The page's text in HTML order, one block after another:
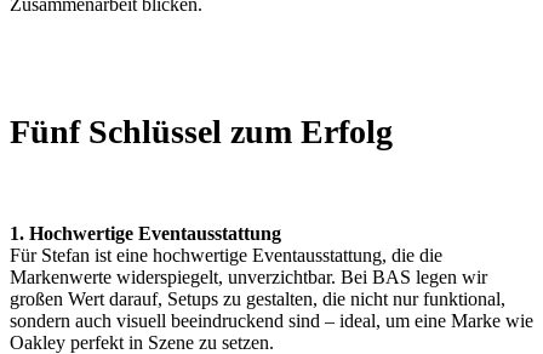
Zusammenarbeit blicken.
Fünf Schlüssel zum Erfolg
1. Hochwertige Eventausstattung
Für Stefan ist eine hochwertige Eventausstattung, die die
Markenwerte widerspiegelt, unverzichtbar. Bei BAS legen wir
großen Wert darauf, Setups zu gestalten, die nicht nur funktional,
sondern auch visuell beeindruckend sind – ideal, um eine Marke wie
Oakley perfekt in Szene zu setzen.